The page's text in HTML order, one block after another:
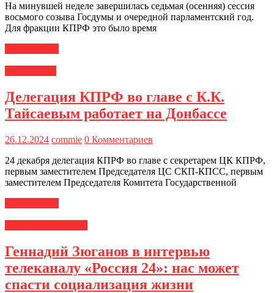
На минувшей неделе завершилась седьмая (осенняя) сессия
восьмого созыва Госдумы и очередной парламентский год.
Для фракции КПРФ это было время
Делегация КПРФ во главе с К.К.
Тайсаевым работает на Донбассе
26.12.2024 commie 0 Комментариев
24 декабря делегация КПРФ во главе с секретарем ЦК КПРФ,
первым заместителем Председателя ЦС СКП-КПСС, первым
заместителем Председателя Комитета Государственной
Геннадий Зюганов в интервью
телеканалу «Россия 24»: нас может
спасти социализация жизни